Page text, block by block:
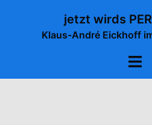
jetzt wirds
Klaus-André Eickhoff
Menü